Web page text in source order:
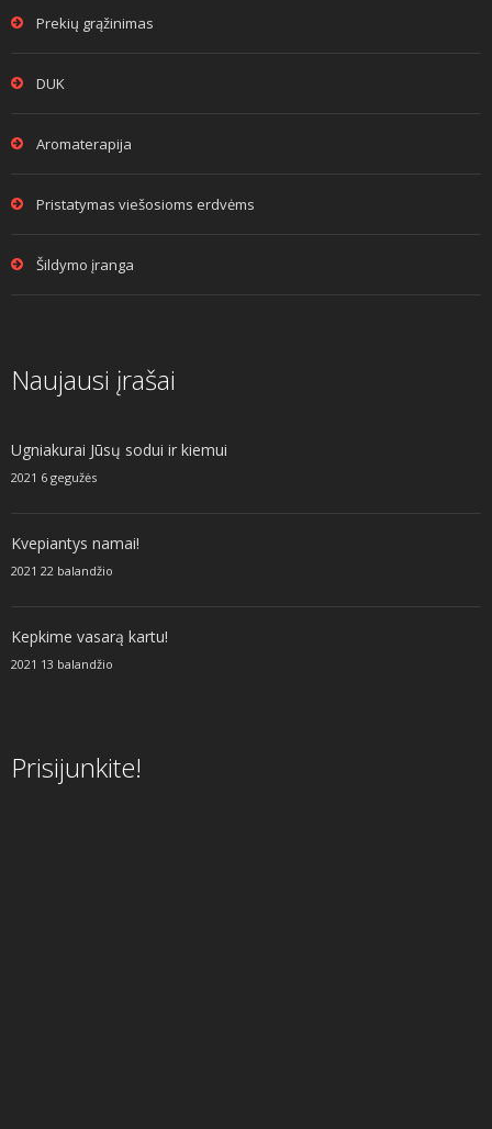
Prekių grąžinimas
DUK
Aromaterapija
Pristatymas viešosioms erdvėms
Šildymo įranga
Naujausi įrašai
Ugniakurai Jūsų sodui ir kiemui
2021 6 gegužės
Kvepiantys namai!
2021 22 balandžio
Kepkime vasarą kartu!
2021 13 balandžio
Prisijunkite!